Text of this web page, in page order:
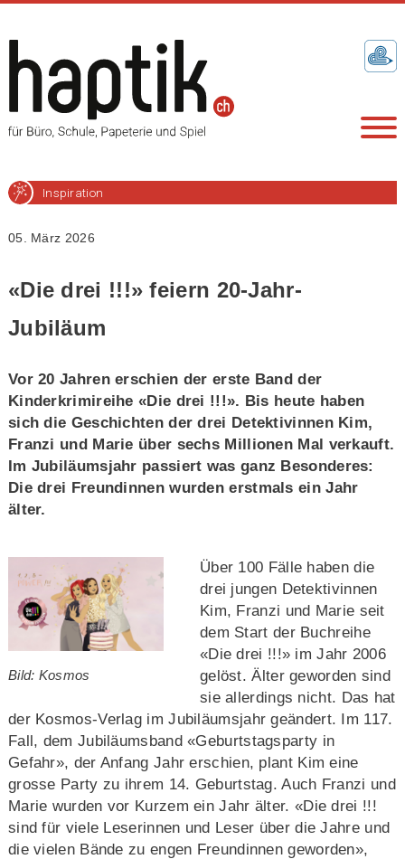
Inspiration
05. März 2026
«Die drei !!!» feiern 20-Jahr-
Jubiläum
Vor 20 Jahren erschien der erste Band der
Kinderkrimireihe «Die drei !!!». Bis heute haben
sich die Geschichten der drei Detektivinnen Kim,
Franzi und Marie über sechs Millionen Mal verkauft.
Im Jubiläumsjahr passiert was ganz Besonderes:
Die drei Freundinnen wurden erstmals ein Jahr
älter.
Bild: Kosmos
Über 100 Fälle haben die
drei jungen Detektivinnen
Kim, Franzi und Marie seit
dem Start der Buchreihe
«Die drei !!!» im Jahr 2006
gelöst. Älter geworden sind
sie allerdings nicht. Das hat
der Kosmos-Verlag im Jubiläumsjahr geändert. Im 117.
Fall, dem Jubiläumsband «Geburtstagsparty in
Gefahr», der Anfang Jahr erschien, plant Kim eine
grosse Party zu ihrem 14. Geburtstag. Auch Franzi und
Marie wurden vor Kurzem ein Jahr älter. «Die drei !!!
sind für viele Leserinnen und Leser über die Jahre und
die vielen Bände zu engen Freundinnen geworden»,